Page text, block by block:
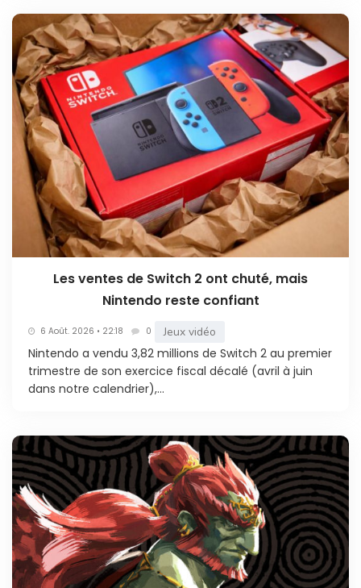
Les ventes de Switch 2 ont chuté, mais
Nintendo reste confiant
6 Août. 2026 • 22:18 0 Jeux vidéo
Nintendo a vendu 3,82 millions de Switch 2 au premier
trimestre de son exercice fiscal décalé (avril à juin
dans notre calendrier),...